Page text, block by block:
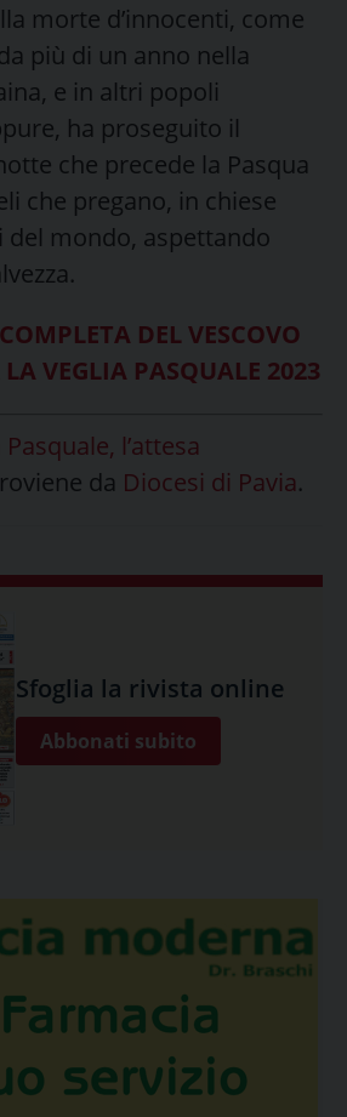
morte d’innocenti, come
più di un anno nella
e in altri popoli
ha proseguito il
che precede la Pasqua
che pregano, in chiese
del mondo, aspettando
DEL VESCOVO
VEGLIA PASQUALE 2023
l’attesa
da Diocesi di Pavia.
Sfoglia la rivista online
Abbonati subito